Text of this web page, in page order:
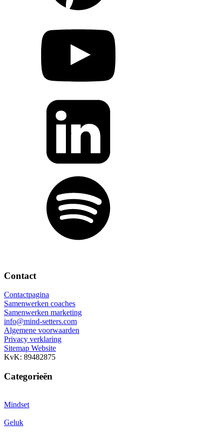
Contact
Contactpagina
Samenwerken coaches
Samenwerken marketing
info@mind-setters.com
Algemene voorwaarden
Privacy verklaring
Sitemap Website
KvK: 89482875
Categorieën
Mindset
Geluk